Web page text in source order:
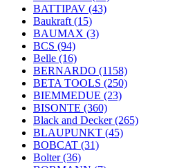
BATTIPAV (43)
Baukraft (15)
BAUMAX (3)
BCS (94)
Belle (16)
BERNARDO (1158)
BETA TOOLS (250)
BIEMMEDUE (23)
BISONTE (360)
Black and Decker(265)
BLAUPUNKT (45)
BOBCAT (31)
Bolter(36)